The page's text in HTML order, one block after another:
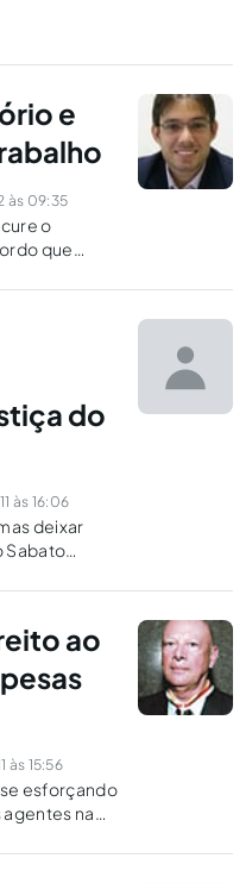
e
às 09:35
o
que
diminui-
receber,
do
às 16:06
deixar
Sabato
dos
o
ao
às 15:56
esforçando
na
estado.